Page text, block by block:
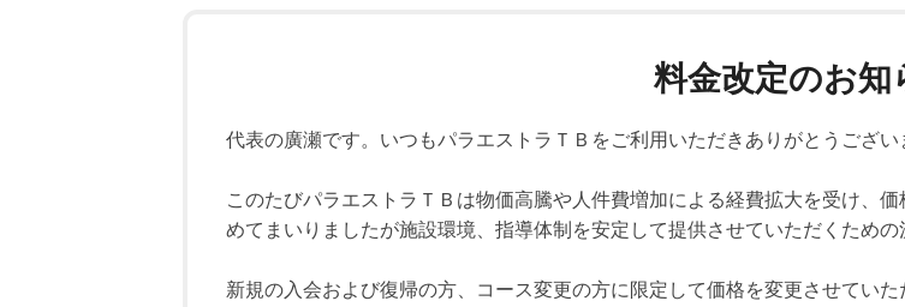
料金改定のお知
代表の廣瀬です。いつもパラエストラＴＢをご利用いただきありがとうござい
このたびパラエストラＴＢは物価高騰や人件費増加による経費拡大を受け、
めてまいりましたが施設環境、指導体制を安定して提供させていただくため
新規の入会および復帰の方、コース変更の方に限定して価格を変更させてい